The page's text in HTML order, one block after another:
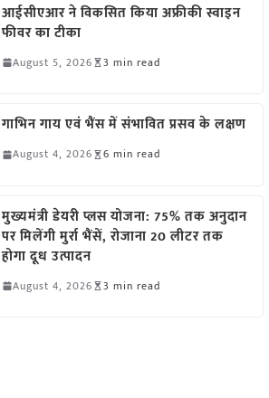
आईसीएआर ने विकसित किया अफ्रीकी स्वाइन
फीवर का टीका
August 5, 2026 3 min read
गाभिन गाय एवं भैंस में संभावित प्रसव के लक्षण
August 4, 2026 6 min read
मुख्यमंत्री डेयरी प्लस योजना: 75% तक अनुदान
पर मिलेंगी मुर्रा भैंसें, रोजाना 20 लीटर तक
होगा दूध उत्पादन
August 4, 2026 3 min read